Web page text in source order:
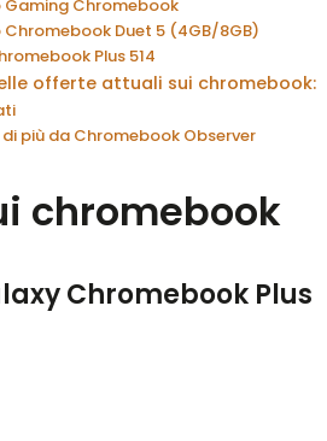
Gaming Chromebook
Chromebook Duet 5 (4GB/8GB)
Plus 514
offerte attuali sui chromebook:
più da Chromebook Observer
chromebook
Chromebook Plus